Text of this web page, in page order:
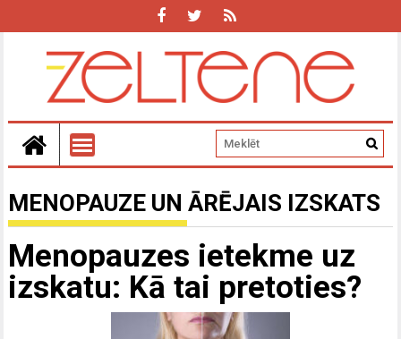
MENOPAUZE UN ĀRĒJAIS IZSKATS
Menopauzes ietekme uz
izskatu: Kā tai pretoties?